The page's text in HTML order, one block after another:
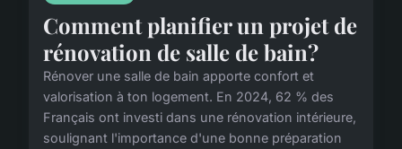
Comment planifier un projet de
rénovation de salle de bain?
Rénover une salle de bain apporte confort et
valorisation à ton logement. En 2024, 62 % des
Français ont investi dans une rénovation intérieure,
soulignant l'importance d'une bonne préparation